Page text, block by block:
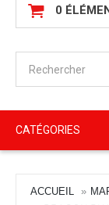
0
CATÉGORIES
ACCUEIL